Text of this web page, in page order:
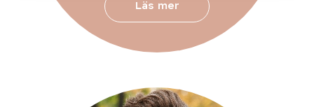
Läs mer